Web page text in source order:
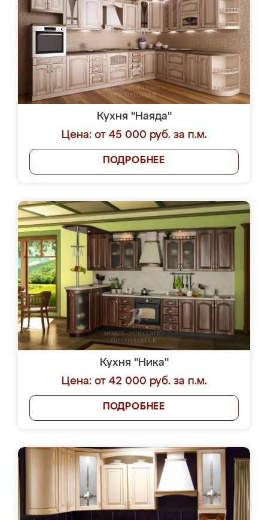
Кухня "Наяда"
Цена: от 45 000 руб. за п.м.
ПОДРОБНЕЕ
Кухня "Ника"
Цена: от 42 000 руб. за п.м.
ПОДРОБНЕЕ